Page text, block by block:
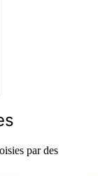
par des